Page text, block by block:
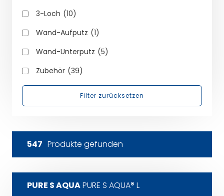
3-Loch (10)
Wand-Aufputz (1)
Wand-Unterputz (5)
Zubehör (39)
547 Produkte gefunden
PURE S AQUAPURE S AQUA® L